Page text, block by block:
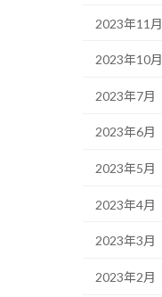
2023年11月
2023年10月
2023年7月
2023年6月
2023年5月
2023年4月
2023年3月
2023年2月